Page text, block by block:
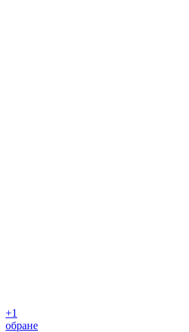
+1
обране